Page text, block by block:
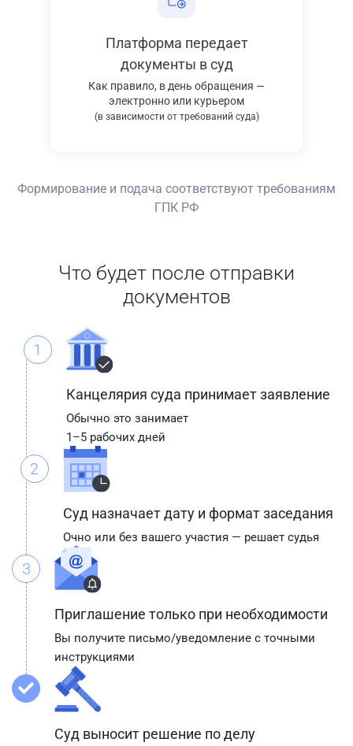
Платформа передает
документы в суд
Как правило, в день обращения —
электронно или курьером
(в зависимости от требований суда)
Формирование и подача соответствуют требованиям
ГПК РФ
Что будет после отправки
документов
1
Канцелярия суда принимает заявление
Обычно это занимает
1–5 рабочих дней
2
Суд назначает дату и формат заседания
Очно или без вашего участия — решает судья
3
Приглашение только при необходимости
Вы получите письмо/уведомление с точными
инструкциями
Суд выносит решение по делу